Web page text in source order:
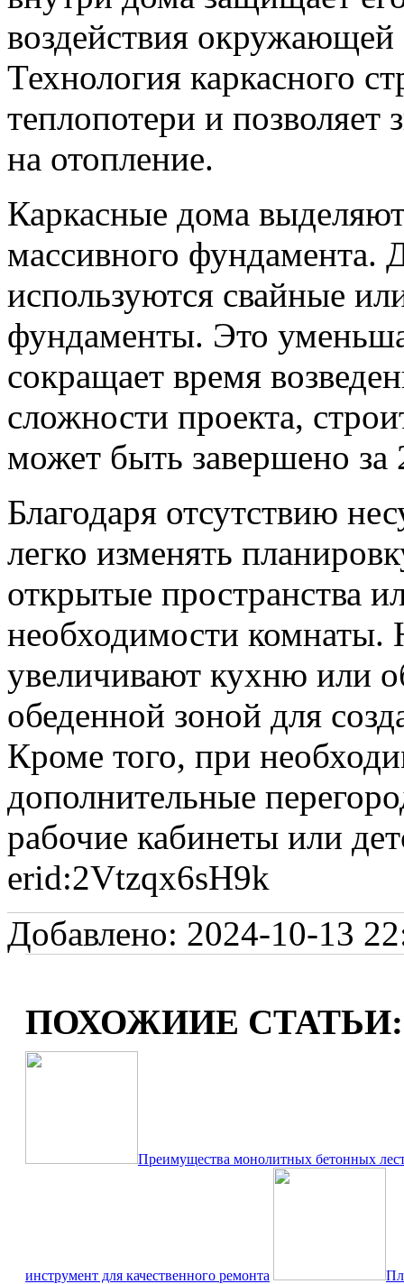
воздействия окружающей
Технология каркасного
теплопотери и позволяет
на отопление.
Каркасные дома
массивного фундамента.
используются свайные
фундаменты. Это
сокращает время
сложности проекта,
может быть завершено за
Благодаря отсутствию
легко изменять
открытые пространства
необходимости комнаты.
увеличивают кухню или
обеденной зоной для
Кроме того, при
дополнительные
рабочие кабинеты или
erid:2Vtzqx6sH9k
Добавлено: 2024-10-13
ПОХОЖИИЕ СТАТЬИ:
Преимущества монолитных бетонных
инструмент для качественного ремонта